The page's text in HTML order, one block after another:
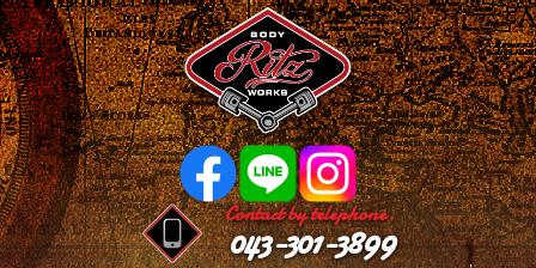
Contact by telephone.
043-301-3899